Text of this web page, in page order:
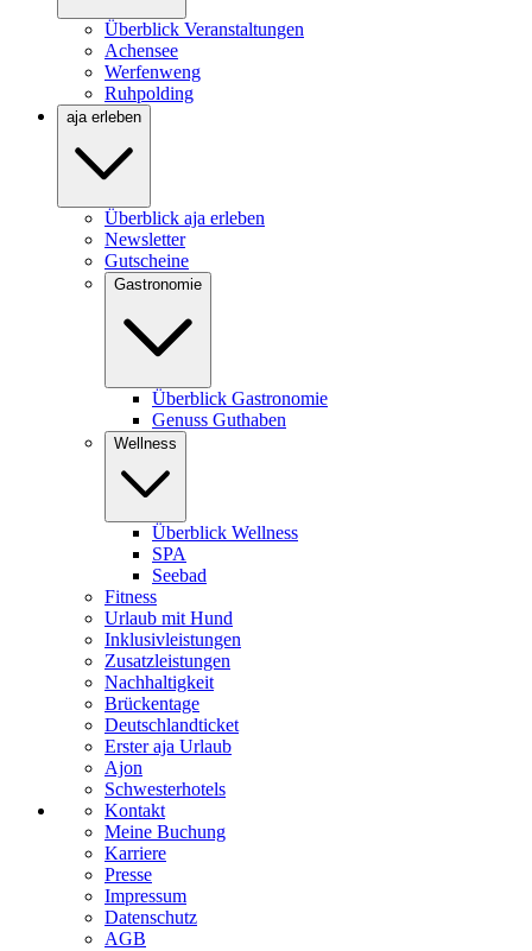
Überblick Veranstaltungen
Achensee
Werfenweng
Ruhpolding
aja erleben
Überblick aja erleben
Newsletter
Gutscheine
Gastronomie
Überblick Gastronomie
Genuss Guthaben
Wellness
Überblick Wellness
SPA
Seebad
Fitness
Urlaub mit Hund
Inklusivleistungen
Zusatzleistungen
Nachhaltigkeit
Brückentage
Deutschlandticket
Erster aja Urlaub
Ajon
Schwesterhotels
Kontakt
Meine Buchung
Karriere
Presse
Impressum
Datenschutz
AGB